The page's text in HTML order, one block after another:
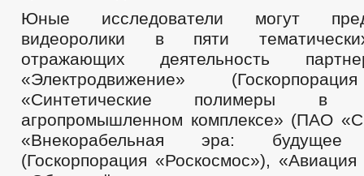
Юные исследователи могут
видеоролики в пяти
отражающих деятельность
«Электродвижение»
«Синтетические полимеры
агропромышленном комплексе» (ПАО
«Внекорабельная эра:
(Госкорпорация «Роскосмос»),